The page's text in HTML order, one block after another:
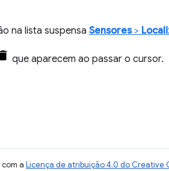
na lista suspensa Sensores>
que aparecem ao passar o cursor.
a Licença de atribuição 4.0 do Creative